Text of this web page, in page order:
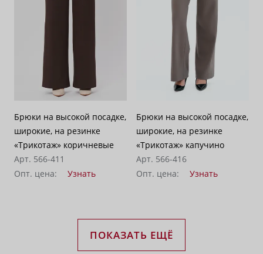
Брюки на высокой посадке,
широкие, на резинке
«Трикотаж» коричневые
Арт. 566-411
Опт. цена:
Узнать
Брюки на высокой посадке,
широкие, на резинке
«Трикотаж» капучино
Арт. 566-416
Опт. цена:
Узнать
ПОКАЗАТЬ ЕЩЁ